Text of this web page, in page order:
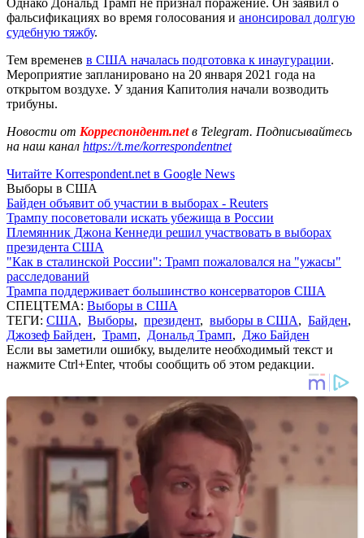
фальсификациях во время голосования и анонсировал долгую
судебную тяжбу.
Тем временев в США началась подготовка к инаугурации.
Мероприятие запланировано на 20 января 2021 года на
открытом воздухе. У здания Капитолия начали возводить
трибуны.
Новости от Корреспондент.netв Telegram. Подписывайтесь
на наш канал https://t.me/korrespondentnet
Читайте Korrespondent.net в Google News
Выборы в США
Байден объявит об участии в выборах - Reuters
Трампу посоветовали искать убежища в России
Племянник Джона Кеннеди решил участвовать в выборах
президента США
"Как в сталинской России": Трамп пожаловался на "ужасы"
расследований
Трампа поддерживает большинство консерваторов США
СПЕЦТЕМА: Выборы в США
ТЕГИ: США, Выборы, президент, выборы в США, Байден,
Джозеф Байден, Трамп, Дональд Трамп, Джо Байден
Если вы заметили ошибку, выделите необходимый текст и
нажмите Ctrl+Enter, чтобы сообщить об этом редакции.